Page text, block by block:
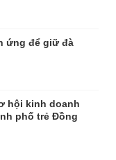
ứng để giữ đà
hội kinh doanh
phố trẻ Đồng